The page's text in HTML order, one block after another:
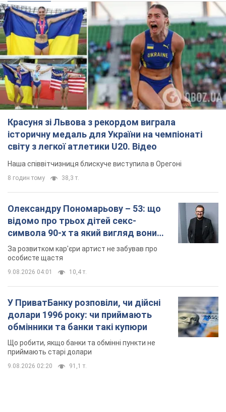
Красуня зі Львова з рекордом виграла
історичну медаль для України на чемпіонаті
світу з легкої атлетики U20. Відео
Наша співвітчизниця блискуче виступила в Орегоні
8 годин тому 38,3 т.
Олександру Пономарьову – 53: що
відомо про трьох дітей секс-
символа 90-х та який вигляд вони
мають
За розвитком кар'єри артист не забував про
особисте щастя
9.08.2026 04:01 10,4 т.
У ПриватБанку розповіли, чи дійсні
долари 1996 року: чи приймають
обмінники та банки такі купюри
Що робити, якщо банки та обмінні пункти не
приймають старі долари
9.08.2026 02:20 91,1 т.